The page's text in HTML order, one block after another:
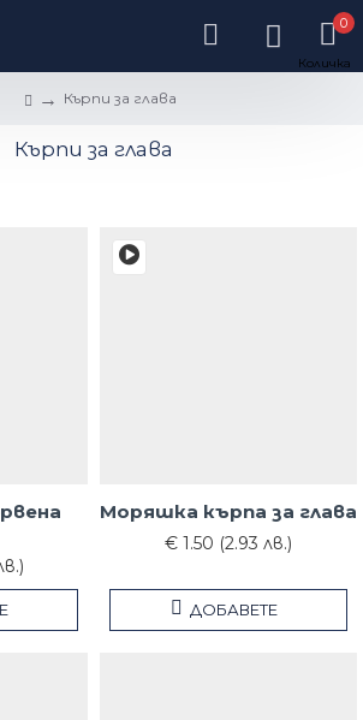
0
Кърпи за глава
Кърпи за глава
Моряшка кърпа за глава
€ 1.50 (2.93 лв.)
ДОБАВЕТЕ